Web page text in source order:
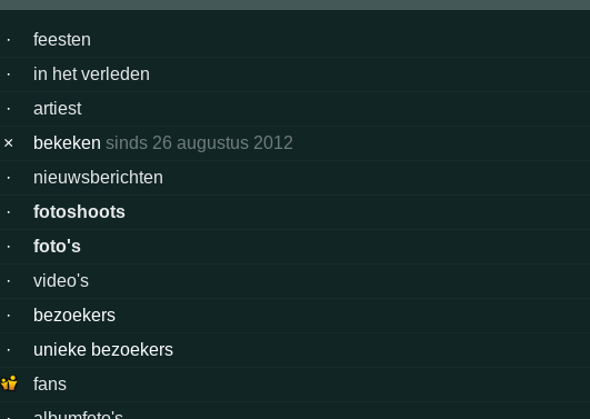
·
feesten
·
in het verleden
·
artiest
× bekekensinds 26 augustus 2012
·
nieuwsberichten
·
fotoshoots
·
foto's
·
video's
·
bezoekers
·
unieke bezoekers
fans